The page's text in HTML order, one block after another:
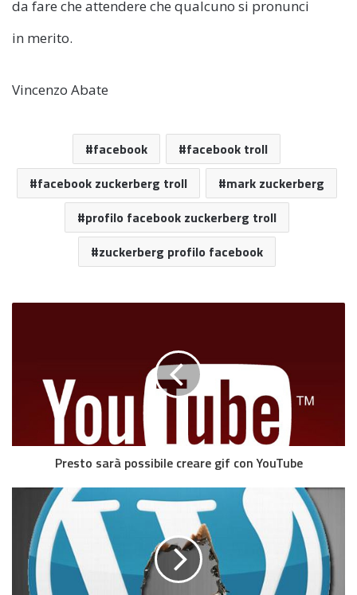
da fare che attendere che qualcuno si pronunci
in merito.
Vincenzo Abate
facebook
facebook troll
facebook zuckerberg troll
mark zuckerberg
profilo facebook zuckerberg troll
zuckerberg profilo facebook
Presto sarà possibile creare gif con YouTube